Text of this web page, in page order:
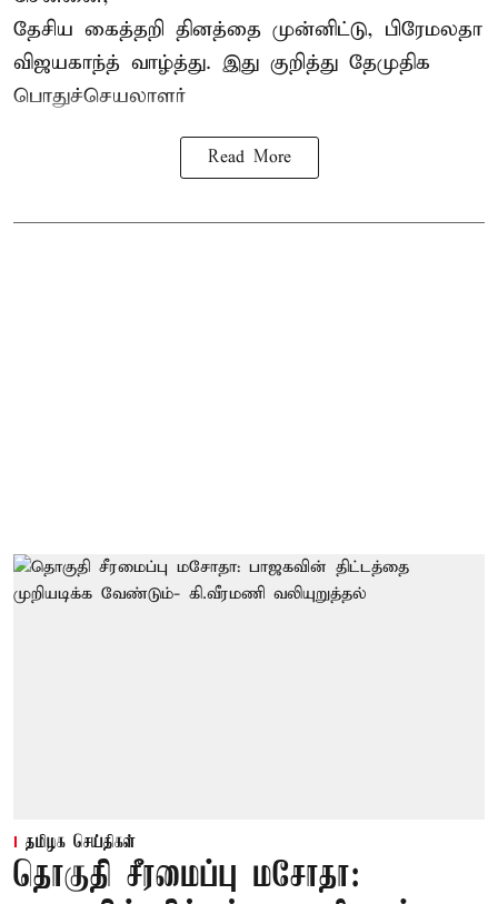
தேசிய கைத்தறி தினத்தை முன்னிட்டு, பிரேமலதா
விஜயகாந்த் வாழ்த்து. இது குறித்து தேமுதிக
பொதுச்செயலாளர்
Read More
தமிழக செய்திகள்
தொகுதி சீரமைப்பு மசோதா: